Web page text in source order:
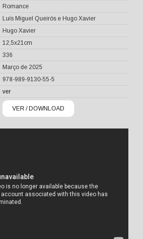
Romance
Luís Miguel Queirós e Hugo Xavier
Hugo Xavier
12,5x21cm
336
Março de 2025
978-989-9130-55-5
ver
VER / DOWNLOAD